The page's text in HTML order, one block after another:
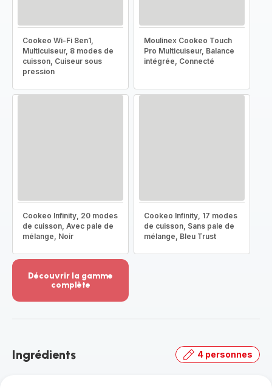
Cookeo Wi-Fi 8en1,
Multicuiseur, 8 modes de
cuisson, Cuiseur sous
pression
Moulinex Cookeo Touch
Pro Multicuiseur, Balance
intégrée, Connecté
Cookeo Infinity, 20 modes
de cuisson, Avec pale de
mélange, Noir
Cookeo Infinity, 17 modes
de cuisson, Sans pale de
mélange, Bleu Trust
Découvrir la gamme
complète
-
gamme
Ingrédients 4 personnes